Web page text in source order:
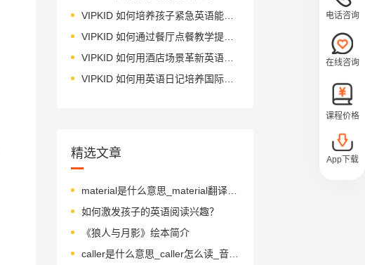
VIPKID 如何培养孩子紧急英语能力？
VIPKID 如何通过餐厅点餐教学提升少儿英语应用能力？
VIPKID 如何用酒店场景革新英语教学？
VIPKID 如何用英语日记培养国际化人才？
精选文章
material是什么意思_material翻译_读音_用法_翻译
如何激发孩子的英语阅读兴趣？
《狼人与月影》绘本简介
caller是什么意思_caller怎么读_音标ˈkɔ-lə(r)
电话咨询
在线咨询
课程价格
App下载